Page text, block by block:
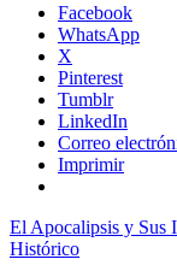
Facebook
WhatsApp
X
Pinterest
Tumblr
LinkedIn
Correo
Imprimir
El Apocalipsis y Sus
Histórico